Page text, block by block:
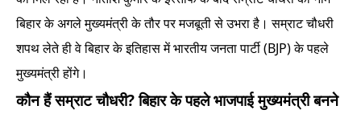
बिहार के अगले मुख्यमंत्री के तौर पर मजबूती से उभरा है। सम्राट चौधरी
शपथ लेते ही वे बिहार के इतिहास में भारतीय जनता पार्टी (BJP) के पहले
मुख्यमंत्री होंगे।
कौन हैं सम्राट चौधरी? बिहार के पहले भाजपाई मुख्यमंत्री बनने